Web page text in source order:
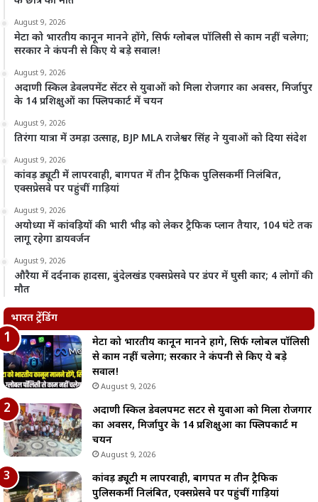
August 9, 2026
मेटा को भारतीय कानून मानने होंगे, सिर्फ ग्लोबल पॉलिसी से काम नहीं चलेगा;
सरकार ने कंपनी से किए ये बड़े सवाल!
August 9, 2026
अदाणी स्किल डेवलपमेंट सेंटर से युवाओं को मिला रोजगार का अवसर, मिर्जापुर
के 14 प्रशिक्षुओं का फ्लिपकार्ट में चयन
August 9, 2026
तिरंगा यात्रा में उमड़ा उत्साह, BJP MLA राजेश्वर सिंह ने युवाओं को दिया संदेश
August 9, 2026
कांवड़ ड्यूटी में लापरवाही, बागपत में तीन ट्रैफिक पुलिसकर्मी निलंबित,
एक्सप्रेसवे पर पहुंचीं गाड़ियां
August 9, 2026
अयोध्या में कांवड़ियों की भारी भीड़ को लेकर ट्रैफिक प्लान तैयार, 104 घंटे तक
लागू रहेगा डायवर्जन
August 9, 2026
औरैया में दर्दनाक हादसा, बुंदेलखंड एक्सप्रेसवे पर डंपर में घुसी कार; 4 लोगों की
मौत
भारत ट्रेंडिंग
मेटा को भारतीय कानून मानने होंगे, सिर्फ ग्लोबल पॉलिसी
से काम नहीं चलेगा; सरकार ने कंपनी से किए ये बड़े
सवाल!
August 9, 2026
अदाणी स्किल डेवलपमेंट सेंटर से युवाओं को मिला रोजगार
का अवसर, मिर्जापुर के 14 प्रशिक्षुओं का फ्लिपकार्ट में
चयन
August 9, 2026
कांवड़ ड्यूटी में लापरवाही, बागपत में तीन ट्रैफिक
पुलिसकर्मी निलंबित, एक्सप्रेसवे पर पहुंचीं गाड़ियां